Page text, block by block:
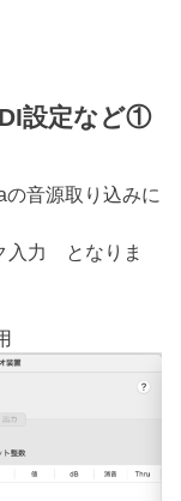
設定など①
音源取り込みに
力 となりま